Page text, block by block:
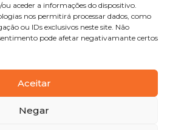
aceder a informações do dispositivo.
nos permitirá processar dados, como
ou IDs exclusivos neste site. Não
pode afetar negativamante certos
Aceitar
Negar
Santa Clara
. Todos os direitos
Privacidade |Termos e condições
Branding Agency